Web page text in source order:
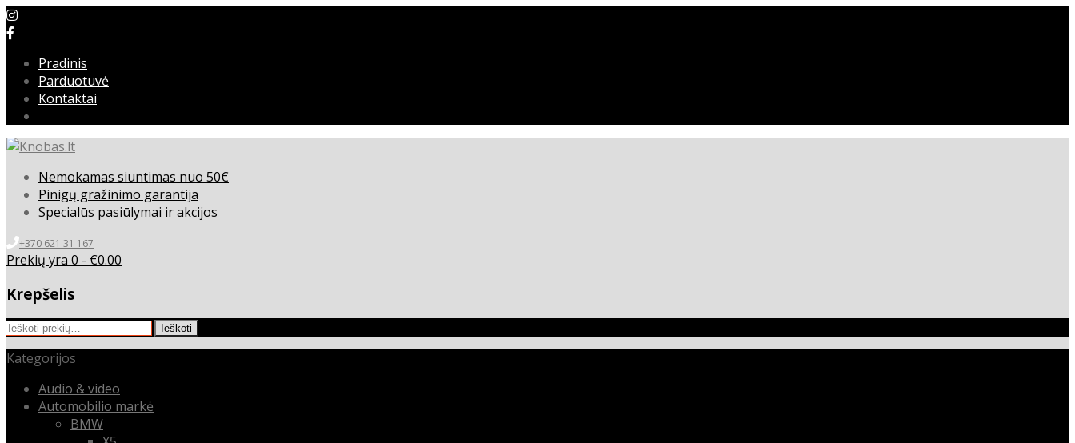
Pradinis
Parduotuvė
Kontaktai
Nemokamas siuntimas nuo 50€
Pinigų gražinimo garantija
Specialūs pasiūlymai ir akcijos
+370 621 31 167
Prekių yra 0 - €0.00
Krepšelis
Ieškoti: Ieškoti
Kategorijos
Audio & video
Automobilio markė
BMW